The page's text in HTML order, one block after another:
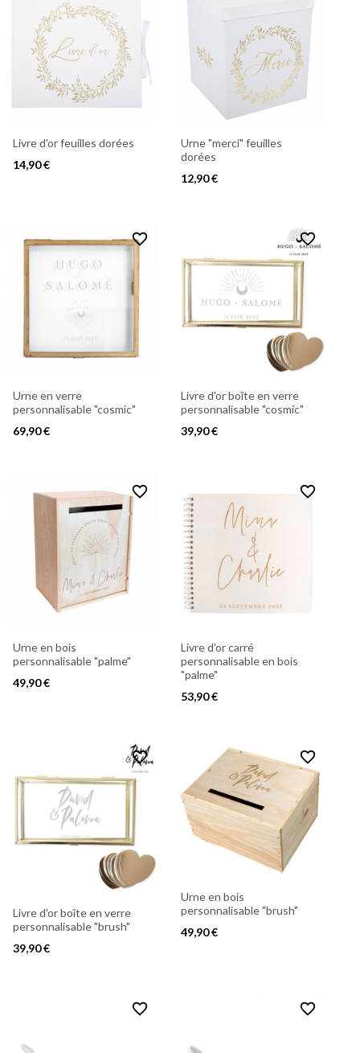
Livre d'or feuilles dorées
14,90 €
Urne "merci" feuilles
dorées
12,90 €
favorite_border
Urne en verre
personnalisable "cosmic"
69,90 €
favorite_border
Livre d'or boîte en verre
personnalisable "cosmic"
39,90 €
favorite_border
Urne en bois
personnalisable "palme"
49,90 €
favorite_border
Livre d'or carré
personnalisable en bois
"palme"
53,90 €
favorite_border
Livre d'or boîte en verre
personnalisable "brush"
39,90 €
favorite_border
Urne en bois
personnalisable "brush"
49,90 €
favorite_border favorite_border